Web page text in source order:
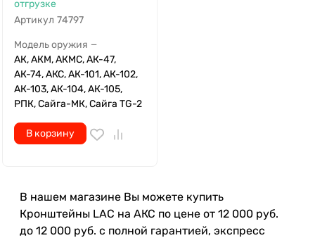
отгрузке
Артикул 74797
Модель оружия —
АК, АКМ, АКМС, АК-47,
АК-74, АКС, АК-101, АК-102,
АК-103, АК-104, АК-105,
РПК, Сайга-МК, Сайга TG-2
В корзину
В нашем магазине Вы можете купить
Кронштейны LAC на АКС по цене от 12 000 руб.
до 12 000 руб. с полной гарантией, экспресс